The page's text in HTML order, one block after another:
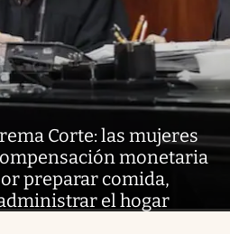
Corte: las mujeres
monetaria
preparar comida,
el hogar